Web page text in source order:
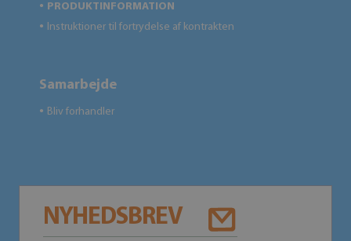
● PRODUKTINFORMATION
● Instruktioner til fortrydelse af kontrakten
Samarbejde
● Bliv forhandler
NYHEDSBREV